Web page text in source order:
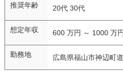
推奨年齢 20代 30代
想定年収 600 万円 ～ 1000 万円
勤務地 広島県福山市神辺町